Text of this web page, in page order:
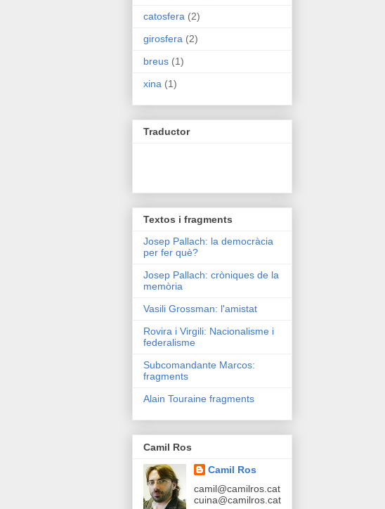
catosfera (2)
girosfera (2)
breus (1)
xina (1)
Traductor
Textos i fragments
Josep Pallach: la democràcia
per fer què?
Josep Pallach: cròniques de la
memòria
Vasili Grossman: l'amistat
Rovira i Virgili: Nacionalisme i
federalisme
Subcomandante Marcos:
fragments
Alain Touraine fragments
Camil Ros
Camil Ros
camil@camilros.cat
cuina@camilros.cat